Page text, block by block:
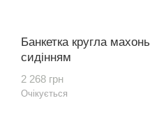
Банкетка кругла
сидінням
2 268 грн
Очікується